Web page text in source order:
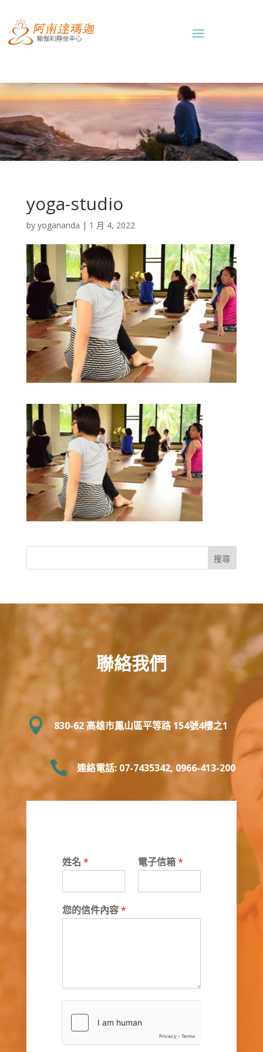
yoga-studio
by yogananda | 1 月 4, 2022
聯絡我們
 830-62 高雄市鳳山區平等路 154號4樓之1
 連絡電話: 07-7435342, 0966-413-200
姓名 * 電子信箱*
您的信件內容*